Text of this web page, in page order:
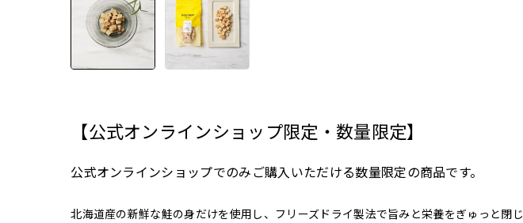
【公式オンラインショップ限定・数量限定】
公式オンラインショップでのみご購入いただける数量限定の商品です。
北海道産の新鮮な鮭の身だけを使用し、フリーズドライ製法で旨みと栄養をぎゅっと閉じ